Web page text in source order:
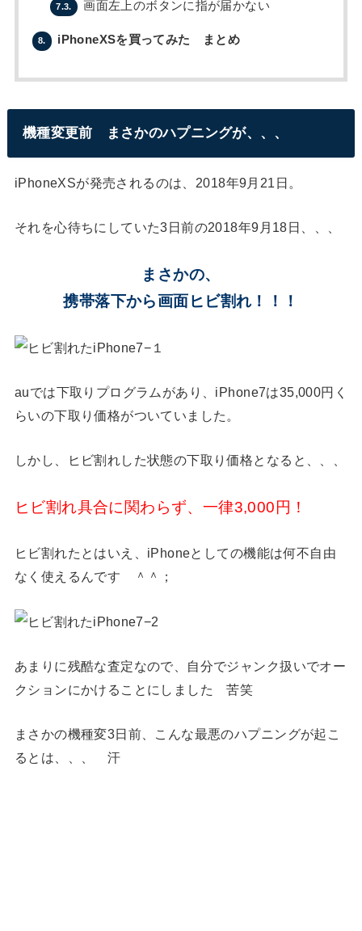
7.3. 画面左上のボタンに指が届かない
8. iPhoneXSを買ってみた まとめ
機種変更前 まさかのハプニングが、、、
iPhoneXSが発売されるのは、2018年9月21日。
それを心待ちにしていた3日前の2018年9月18日、、、
まさかの、
携帯落下から画面ヒビ割れ！！！
auでは下取りプログラムがあり、iPhone7は35,000円く
らいの下取り価格がついていました。
しかし、ヒビ割れした状態の下取り価格となると、、、
ヒビ割れ具合に関わらず、一律3,000円！
ヒビ割れたとはいえ、iPhoneとしての機能は何不自由
なく使えるんです ＾＾；
あまりに残酷な査定なので、自分でジャンク扱いでオー
クションにかけることにしました 苦笑
まさかの機種変3日前、こんな最悪のハプニングが起こ
るとは、、、 汗